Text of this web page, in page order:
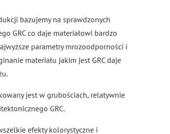
bazujemy na sprawdzonych
GRC co daje materiałowi bardzo
parametry mrozoodporności i
materiału jakim jest GRC daje
jest w grubościach, relatywnie
GRC.
efekty kolorystyczne i